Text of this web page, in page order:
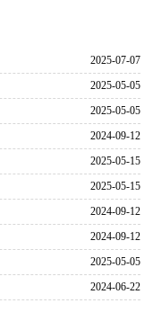
2025-07-07
2025-05-05
2025-05-05
2024-09-12
2025-05-15
2025-05-15
2024-09-12
2024-09-12
2025-05-05
2024-06-22